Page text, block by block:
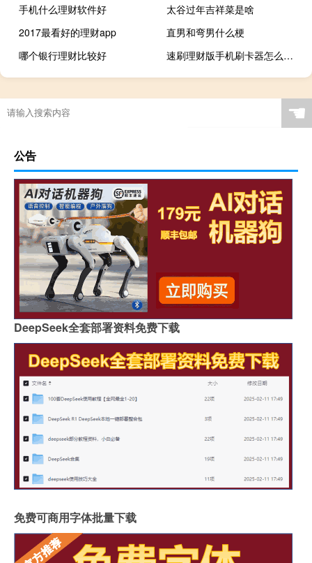
手机什么理财软件好
太谷过年吉祥菜是啥
2017最看好的理财app
直男和弯男什么梗
哪个银行理财比较好
速刷理财版手机刷卡器怎么使用
☚
公告
DeepSeek全套部署资料免费下载
免费可商用字体批量下载